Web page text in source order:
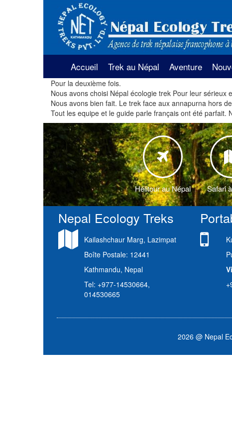
Accueil
Trek au Népal
La région de l’Annapurna
La région de l’Everest
Trekking dans la région du
et Helambu
Trekking dans la région vallée du
Kathmandu
Trekking dans la région du
Trekking dans la région du
Circuits culturelles au Népal
Trekking hors des sentiers battus
Ascension de Sommets
Aventure
Rafting au Népal
Safari au Népal
Louer voiture au
Parapente au
Voyage en
Trek
Trek
chez
Trek
Pour la deuxième fois.
Nous avons choisi Népal écologie trek Pour leur sérieux
Nous avons bien fait. Le trek face aux annapurna hors
Tout les equipe et le guide parle français ont été parfait.
Hélitour au Népal Safari
Nepal Ecology Treks
Kailashchaur Marg, Lazimpat
Boîte Postale: 12441
Kathmandu, Nepal
Tel: +977-14530664,
014530665
2026 @ Nepal